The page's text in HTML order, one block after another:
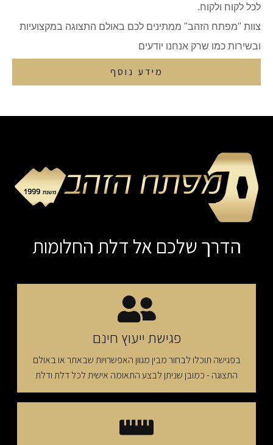
לכל לקוח ולקוח.
צוות "מפתח הזהב" ממתינים לכם באולם התצוגה במקצועיות
ובשירות כמו שרק אנחנו יודעים
מידע נוסף
הדרך שלכם אל דלת החלומות
פגישת ייעוץ חינם
בפגישה תוכלו לבחור מבין מגוון האפשרויות שבאתר או באולם
התצוגה - כמובן שניתן לבצע התאומה אישית לכל דלת ודלת